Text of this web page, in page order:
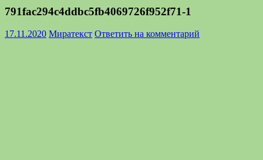
791fac294c4ddbc5fb4069726f952f71-1
17.11.2020 Миратекст Ответить на комментарий